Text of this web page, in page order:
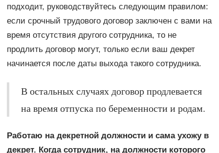
подходит, руководствуйтесь следующим правилом:
если срочный трудового договор заключен с вами на
время отсутствия другого сотрудника, то не
продлить договор могут, только если ваш декрет
начинается после даты выхода такого сотрудника.
В остальных случаях договор продлевается
на время отпуска по беременности и родам.
Работаю на декретной должности и сама ухожу в
декрет. Когда сотрудник, на должности которого